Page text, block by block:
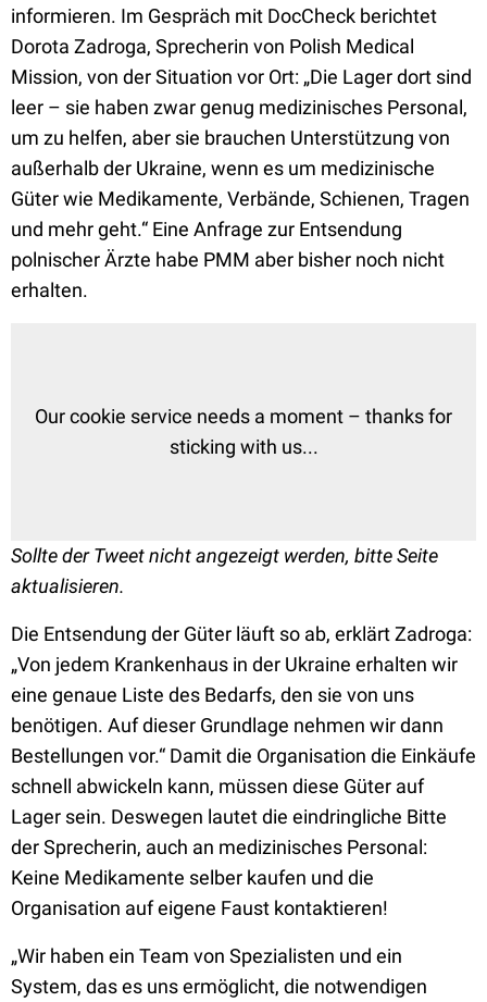
informieren. Im Gespräch mit DocCheck berichtet
Dorota Zadroga, Sprecherin von Polish Medical
Mission, von der Situation vor Ort: „Die Lager dort sind
leer – sie haben zwar genug medizinisches Personal,
um zu helfen, aber sie brauchen Unterstützung von
außerhalb der Ukraine, wenn es um medizinische
Güter wie Medikamente, Verbände, Schienen, Tragen
und mehr geht.“ Eine Anfrage zur Entsendung
polnischer Ärzte habe PMM aber bisher noch nicht
erhalten.
Our cookie service needs a moment – thanks for
sticking with us...
Sollte der Tweet nicht angezeigt werden, bitte Seite
aktualisieren.
Die Entsendung der Güter läuft so ab, erklärt Zadroga:
„Von jedem Krankenhaus in der Ukraine erhalten wir
eine genaue Liste des Bedarfs, den sie von uns
benötigen. Auf dieser Grundlage nehmen wir dann
Bestellungen vor.“ Damit die Organisation die Einkäufe
schnell abwickeln kann, müssen diese Güter auf
Lager sein. Deswegen lautet die eindringliche Bitte
der Sprecherin, auch an medizinisches Personal:
Keine Medikamente selber kaufen und die
Organisation auf eigene Faust kontaktieren!
„Wir haben ein Team von Spezialisten und ein
System, das es uns ermöglicht, die notwendigen